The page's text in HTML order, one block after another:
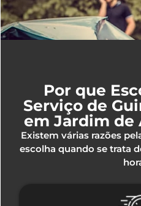
Por que
Serviço de
em Jardim de
Existem várias razões
escolha quando se trata